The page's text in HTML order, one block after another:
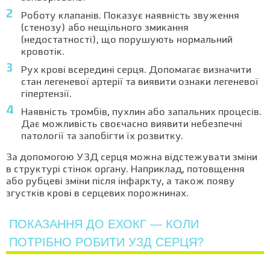
Роботу клапанів. Показує наявність звуження
(стенозу) або нещільного змикання
(недостатності), що порушують нормальний
кровотік.
Рух крові всередині серця. Допомагає визначити
стан легеневої артерії та виявити ознаки легеневої
гіпертензії.
Наявність тромбів, пухлин або запальних процесів.
Дає можливість своєчасно виявити небезпечні
патології та запобігти їх розвитку.
За допомогою УЗД серця можна відстежувати зміни
в структурі стінок органу. Наприклад, потовщення
або рубцеві зміни після інфаркту, а також появу
згустків крові в серцевих порожнинах.
ПОКАЗАННЯ ДО ЕХОКГ — КОЛИ
ПОТРІБНО РОБИТИ УЗД СЕРЦЯ?